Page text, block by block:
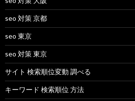
seo 対策 京都
seo 東京
seo 対策 東京
サイト 検索順位変動 調べる
キーワード 検索順位 方法